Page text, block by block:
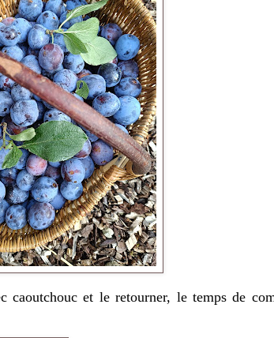
caoutchouc et le retourner, le temps de